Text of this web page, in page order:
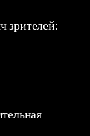
зрителей: